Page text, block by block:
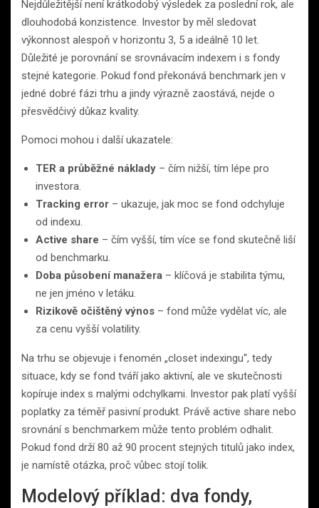
Nejdůležitější není krátkodobý výsledek za poslední rok, ale
dlouhodobá konzistence. Investor by měl sledovat
výkonnost alespoň v horizontu 3, 5 a ideálně 10 let.
Důležité je porovnání se srovnávacím indexem i s fondy
stejné kategorie. Pokud fond překonává benchmark jen v
jedné dobré fázi trhu a jindy výrazně zaostává, nejde o
přesvědčivý důkaz kvality.
Pomoci mohou i další ukazatele:
TER a průběžné náklady – čím nižší, tím lépe pro
investora.
Tracking error – ukazuje, jak moc se fond odchyluje
od indexu.
Active share – čím vyšší, tím více se fond skutečně liší
od benchmarku.
Doba působení manažera – klíčová je stabilita týmu,
ne jen jméno v letáku.
Rizikově očištěný výnos – fond může vydělat víc, ale
za cenu vyšší volatility.
Na trhu se objevuje i fenomén „closet indexingu“, tedy
situace, kdy se fond tváří jako aktivní, ale ve skutečnosti
kopíruje index s malými odchylkami. Investor pak platí vyšší
poplatky za téměř pasivní produkt. Právě active share nebo
srovnání s benchmarkem může tento problém odhalit.
Pokud fond drží 80 až 90 procent stejných titulů jako index,
je namístě otázka, proč vůbec stojí tolik.
Modelový příklad: dva fondy,